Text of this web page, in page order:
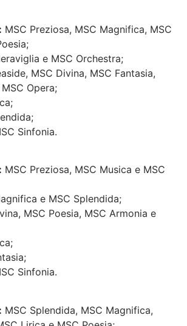
MSC Preziosa, MSC Magnifica, MSC
e MSC Orchestra;
MSC Divina, MSC Fantasia,
Opera;
Sinfonia.
MSC Preziosa, MSC Musica e MSC
e MSC Splendida;
MSC Poesia, MSC Armonia e
Sinfonia.
MSC Splendida, MSC Magnifica,